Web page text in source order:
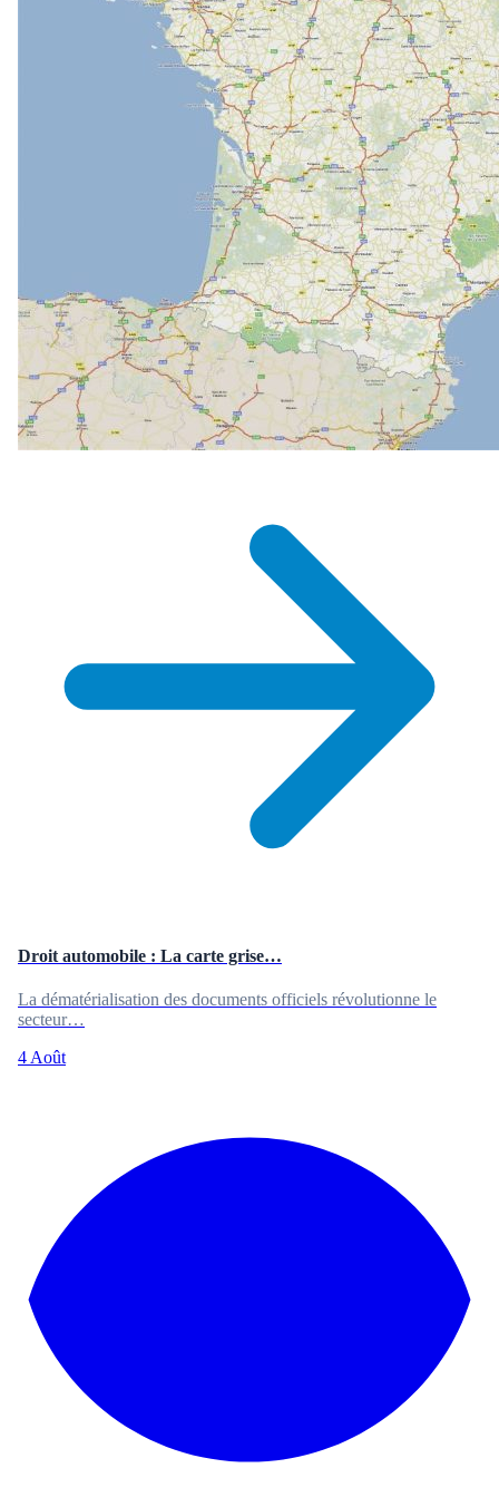
Droit automobile : La carte grise…
La dématérialisation des documents officiels révolutionne le
secteur…
4 Août